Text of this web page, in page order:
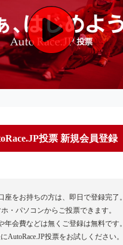
投票 新規会員登録
座をお持ちの方は、即日で登録完了。
・パソコンからご投票できます。
年会費などは無くご登録は無料です。
AutoRace.JP投票をお試しください。